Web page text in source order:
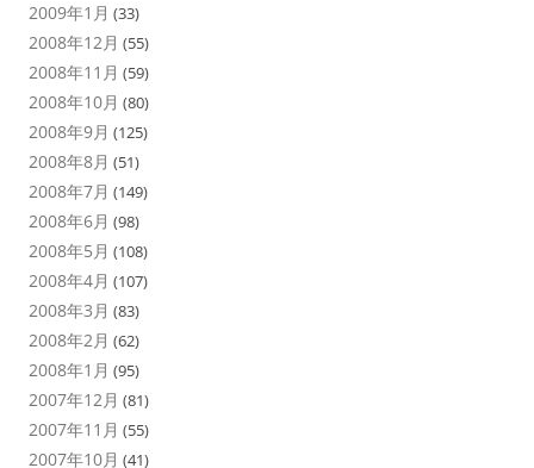
2009年1月 (33)
2008年12月 (55)
2008年11月 (59)
2008年10月 (80)
2008年9月 (125)
2008年8月 (51)
2008年7月 (149)
2008年6月 (98)
2008年5月 (108)
2008年4月 (107)
2008年3月 (83)
2008年2月 (62)
2008年1月 (95)
2007年12月 (81)
2007年11月 (55)
2007年10月 (41)